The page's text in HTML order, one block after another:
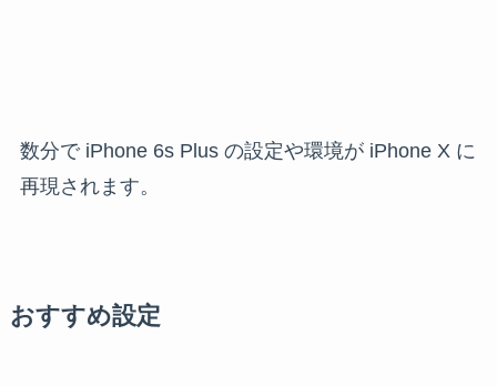
数分で iPhone 6s Plus の設定や環境が iPhone X に
再現されます。
おすすめ設定